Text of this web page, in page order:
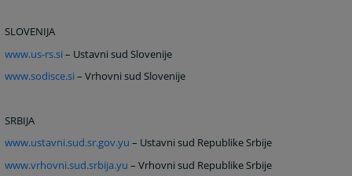
SLOVENIJA
www.us-rs.si – Ustavni sud Slovenije
www.sodisce.si – Vrhovni sud Slovenije
SRBIJA
www.ustavni.sud.sr.gov.yu – Ustavni sud Republike Srbije
www.vrhovni.sud.srbija.yu – Vrhovni sud Republike Srbije